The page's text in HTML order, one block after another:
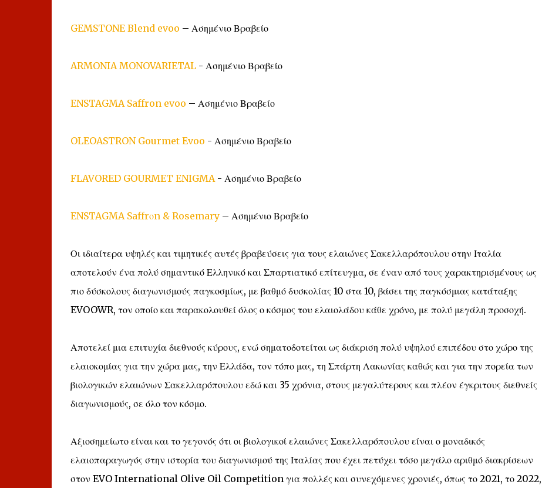
GEMSTONE Blend evoo – Ασημένιο Βραβείο
ARMONIA MONOVARIETAL- Ασημένιο Βραβείο
ENSTAGMA Saffron evoo – Ασημένιο Βραβείο
OLEOASTRON Gourmet Evoo - Ασημένιο Βραβείο
FLAVORED GOURMET ENIGMA - Ασημένιο Βραβείο
ENSTAGMA Saffrοn & Rosemary– Ασημένιο Βραβείο
Οι ιδιαίτερα υψηλές και τιμητικές αυτές βραβεύσεις για τους ελαιώνες Σακελλαρόπουλου στην Ιταλία
αποτελούν ένα πολύ σημαντικό Ελληνικό και Σπαρτιατικό επίτευγμα, σε έναν από τους χαρακτηρισμένους ως
πιο δύσκολους διαγωνισμούς παγκοσμίως, με βαθμό δυσκολίας 10 στα 10, βάσει της παγκόσμιας κατάταξης
EVOOWR, τον οποίο και παρακολουθεί όλος ο κόσμος του ελαιολάδου κάθε χρόνο, με πολύ μεγάλη προσοχή.
Αποτελεί μια επιτυχία διεθνούς κύρους, ενώ σηματοδοτείται ως διάκριση πολύ υψηλού επιπέδου στο χώρο της
ελαιοκομίας για την χώρα μας, την Ελλάδα, τον τόπο μας, τη Σπάρτη Λακωνίας καθώς και για την πορεία των
βιολογικών ελαιώνων Σακελλαρόπουλου εδώ και 35 χρόνια, στους μεγαλύτερους και πλέον έγκριτους διεθνείς
διαγωνισμούς, σε όλο τον κόσμο.
Αξιοσημείωτο είναι και το γεγονός ότι οι βιολογικοί ελαιώνες Σακελλαρόπουλου είναι ο μοναδικός
ελαιοπαραγωγός στην ιστορία του διαγωνισμού της Ιταλίας που έχει πετύχει τόσο μεγάλο αριθμό διακρίσεων
στον EVO International Olive Oil Competition για πολλές και συνεχόμενες χρονιές, όπως το 2021, το 2022,